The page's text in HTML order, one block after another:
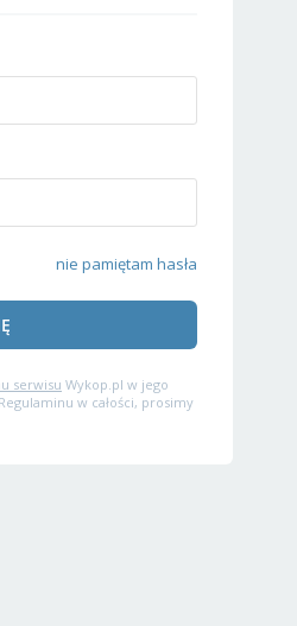
nie pamiętam hasła
serwisu Wykop.pl w jego
w całości, prosimy